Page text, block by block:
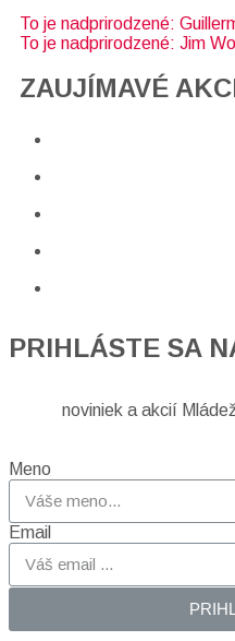
To je nadprirodzené:
To je nadprirodzené: Jim
ZAUJÍMAVÉ
PRIHLÁSTE SA
noviniek a akcií
Meno
Email